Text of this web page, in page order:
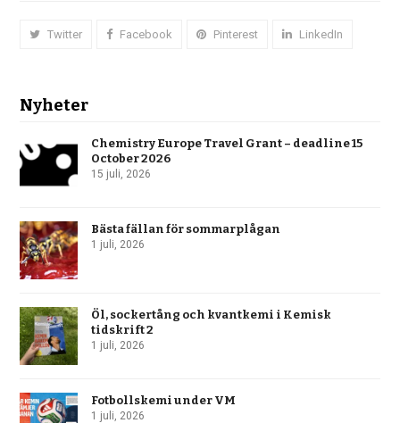
Twitter Facebook Pinterest LinkedIn
Nyheter
Chemistry Europe Travel Grant – deadline 15
October 2026
15 juli, 2026
Bästa fällan för sommarplågan
1 juli, 2026
Öl, sockertång och kvantkemi i Kemisk
tidskrift 2
1 juli, 2026
Fotbollskemi under VM
1 juli, 2026